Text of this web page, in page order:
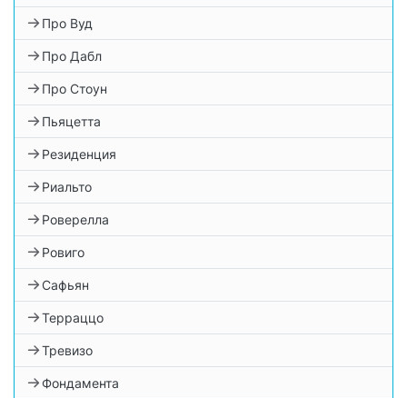
Про Вуд
Про Дабл
Про Стоун
Пьяцетта
Резиденция
Риальто
Роверелла
Ровиго
Сафьян
Терраццо
Тревизо
Фондамента